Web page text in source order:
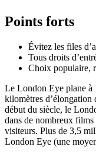
Points forts
Évitez les files
Tous droits
Choix populaire,
Le London Eye plane à
kilomètres d’élongation
début du siècle, le
dans de nombreux films
visiteurs. Plus de 3,5
London Eye (une